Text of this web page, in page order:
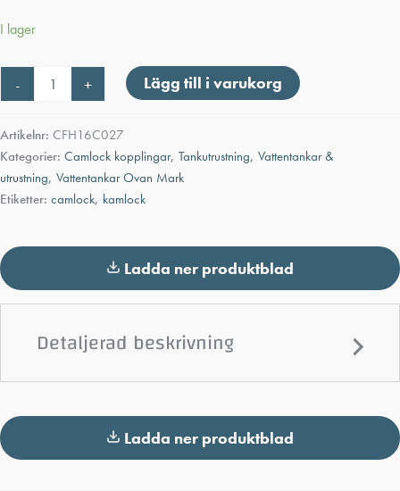
I lager
-
Hona
1/4"
Lock
mängd
+ Lägg till i varukorg
Artikelnr: CFH16C027
Kategorier: Camlock kopplingar, Tankutrustning, Vattentankar &
utrustning, Vattentankar Ovan Mark
Etiketter: camlock, kamlock
Ladda ner produktblad
Detaljerad beskrivning
Ladda ner produktblad